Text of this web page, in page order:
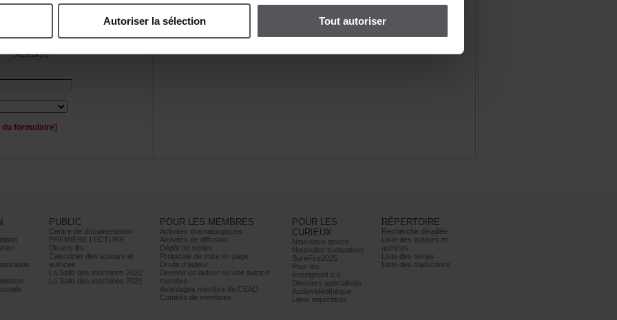
Autoriserlasélection Toutautoriser
Personnage(s)
Acteur(s)
PUBLIC
Centrededocumentation
PREMIÈRELECTURE
Divans-lits
Calendrierdesauteurset
autrices
LaSalledesmachines2022
LaSalledesmachines2021
POURLESMEMBRES
Activitésdramaturgiques
Activitésdediffusion
Dépôtdetextes
Protocoledemiseenpage
Droitsd’auteur
Devenirunauteurouuneautrice
membre
AvantagesmembreduCEAD
Comitésdemembres
POURLES
CURIEUX
Nouveauxtextes
Nouvellestraductions
SureFire2025
Pourles
enseignant.e.s
Dossiersspécialisés
Audiovidéothèque
Liensimportants
RÉPERTOIRE
Recherchedétaillée
Listedesauteurset
autrices
Listedestextes
Listedestraductions